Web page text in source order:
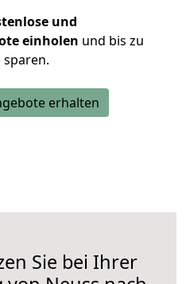
und
einholen und bis zu
sparen.
erhalten
Sie bei Ihrer